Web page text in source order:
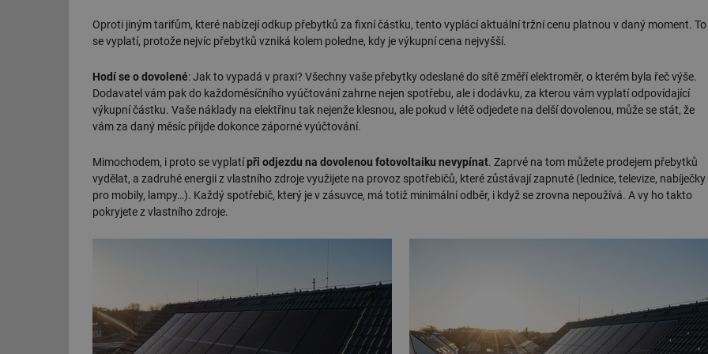
Oproti jiným tarifům, které nabízejí odkup přebytků za fixní částku, tento vyplácí aktuální tržní cenu platnou v daný moment. To
se vyplatí, protože nejvíc přebytků vzniká kolem poledne, kdy je výkupní cena nejvyšší.
Hodí se o dovolené: Jak to vypadá v praxi? Všechny vaše přebytky odeslané do sítě změří elektroměr, o kterém byla řeč výše.
Dodavatel vám pak do každoměsíčního vyúčtování zahrne nejen spotřebu, ale i dodávku, za kterou vám vyplatí odpovídající
výkupní částku. Vaše náklady na elektřinu tak nejenže klesnou, ale pokud v létě odjedete na delší dovolenou, může se stát, že
vám za daný měsíc přijde dokonce záporné vyúčtování.
Mimochodem, i proto se vyplatípři odjezdu na dovolenou fotovoltaiku nevypínat. Zaprvé na tom můžete prodejem přebytků
vydělat, a zadruhé energii z vlastního zdroje využijete na provoz spotřebičů, které zůstávají zapnuté (lednice, televize, nabíječky
pro mobily, lampy…). Každý spotřebič, který je v zásuvce, má totiž minimální odběr, i když se zrovna nepoužívá. A vy ho takto
pokryjete z vlastního zdroje.
g_csrf_token
.forum.tzb-
info.cz
Zavřením
prohlížeče
Slouží k přihlášení pomocí Google
_hjAbsoluteSessionInProgress
Hotjar Ltd
.tzb-info.cz
29 minut
59 sekund
Soubor cookie je nastaven tak, aby
začátek cesty uživatele pro celkový počet
žádné identifikovatelné informace.
id
_hjIncludedInSessionSample
Hotjar Ltd
elektro.tzb-
info.cz
1 minuta
59 sekund
Tento soubor cookie je nastaven tak,
o tom, zda je tento návštěvník zahrnut
definovaného denním limitem relace
id Tento soubor cookie se používá k
Hotjar Ltd
.tzb-info.cz
29 minut
59 sekund
Soubor cookie je nastaven tak, aby
začátek cesty uživatele pro celkový počet